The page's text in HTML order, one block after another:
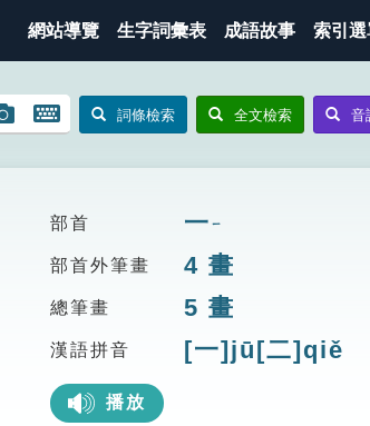
網站導覽 生字詞彙表 成語故事 索引選
圖
搜
開
鍵
圖
詞條檢索 全文檢索 音
部首 一 ㄧ
部首外筆畫 4 畫
總筆畫 5 畫
漢語拼音 [一]jū[二]qiě
播放